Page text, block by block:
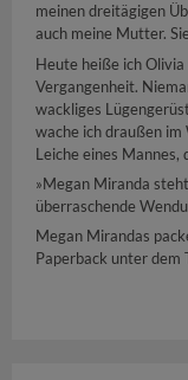
meinen dreitägigen
auch meine Mutter.
Heute heiße ich
Vergangenheit.
wackliges
wache ich draußen im
Leiche eines Mannes,
»Megan Miranda
überraschende
Megan Mirandas
Paperback unter dem